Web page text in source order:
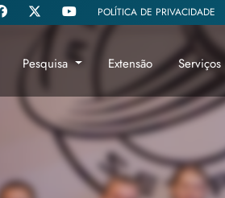
Pesquisa Extensão Serviços
POLÍTICA DE PRIVACIDADE